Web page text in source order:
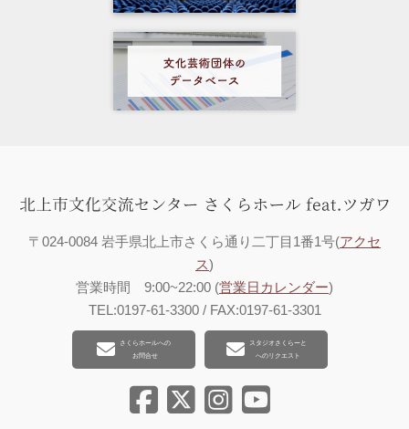
〒024-0084 岩手県北上市さくら通り二丁目1番1号(アクセ
ス)
営業時間 9:00~22:00 (営業日カレンダー)
TEL:0197-61-3300 / FAX:0197-61-3301
さくらホールへの
お問合せ
スタジオさくらーと
へのリクエスト